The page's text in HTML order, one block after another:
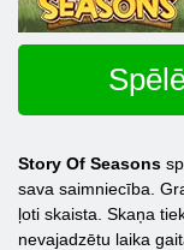
Story Of Seasons
sava saimniecība.
ļoti skaista. Skaņa
nevajadzētu laika